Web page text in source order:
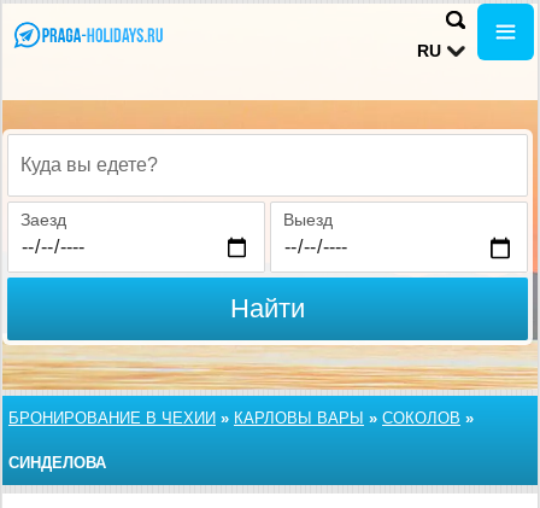
RU
Куда вы едете?
Заезд Выезд
Найти
БРОНИРОВАНИЕ В ЧЕХИИ » КАРЛОВЫ ВАРЫ » СОКОЛОВ »
СИНДЕЛОВА